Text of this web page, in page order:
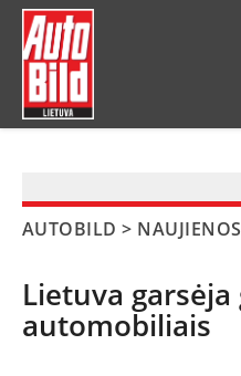
AUTOBILD > NAUJIENOS
Lietuva garsėja
automobiliais